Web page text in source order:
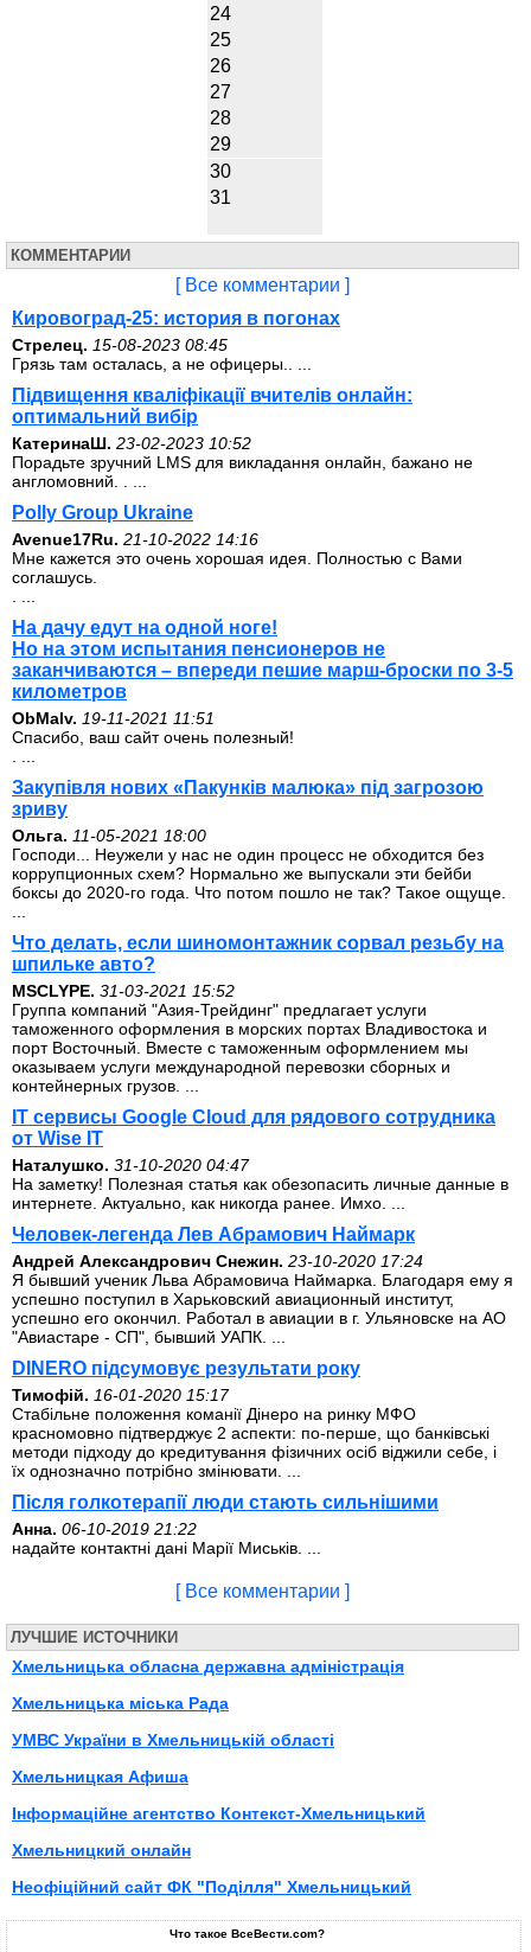
24
25
26
27
28
29
30
31
КОММЕНТАРИИ
[ Все комментарии ]
Кировоград-25: история в погонах
Стрелец. 15-08-2023 08:45
Грязь там осталась, а не офицеры.. ...
Підвищення кваліфікації вчителів онлайн:
оптимальний вибір
КатеринаШ. 23-02-2023 10:52
Порадьте зручний LMS для викладання онлайн, бажано не
англомовний. . ...
Polly Group Ukraine
Avenue17Ru. 21-10-2022 14:16
Мне кажется это очень хорошая идея. Полностью с Вами
соглашусь.
На дачу едут на одной ноге!
Но на этом испытания пенсионеров не
заканчиваются – впереди пешие марш-броски по 3-5
километров
ОbMalv. 19-11-2021 11:51
Спасибо, ваш сайт очень полезный!
Закупівля нових «Пакунків малюка» під загрозою
зриву
Ольга. 11-05-2021 18:00
Господи... Неужели у нас не один процесс не обходится без
коррупционных схем? Нормально же выпускали эти бейби
боксы до 2020-го года. Что потом пошло не так? Такое ощуще.
Что делать, если шиномонтажник сорвал резьбу на
шпильке авто?
MSCLYPE. 31-03-2021 15:52
Группа компаний "Азия-Трейдинг" предлагает услуги
таможенного оформления в морских портах Владивостока и
порт Восточный. Вместе с таможенным оформлением мы
оказываем услуги международной перевозки сборных и
контейнерных грузов. ...
IT сервисы Google Cloud для рядового сотрудника
от Wise IT
Наталушко. 31-10-2020 04:47
На заметку! Полезная статья как обезопасить личные данные в
интернете. Актуально, как никогда ранее. Имхо. ...
Человек-легенда Лев Абрамович Наймарк
Андрей Александрович Снежин. 23-10-2020 17:24
Я бывший ученик Льва Абрамовича Наймарка. Благодаря ему я
успешно поступил в Харьковский авиационный институт,
успешно его окончил. Работал в авиации в г. Ульяновске на АО
"Авиастаре - СП", бывший УАПК. ...
DINERO підсумовує результати року
Тимофій. 16-01-2020 15:17
Стабільне положення команії Дінеро на ринку МФО
красномовно підтверджує 2 аспекти: по-перше, що банківські
методи підходу до кредитування фізичних осіб віджили себе, і
їх однозначно потрібно змінювати. ...
Після голкотерапії люди стають сильнішими
Анна. 06-10-2019 21:22
надайте контактні дані Марії Миськів. ...
[ Все комментарии ]
ЛУЧШИЕ ИСТОЧНИКИ
Хмельницька обласна державна адміністрація
Хмельницька міська Рада
УМВС України в Хмельницькій області
Хмельницкая Афиша
Інформаційне агентство Контекст-Хмельницький
Хмельницкий онлайн
Неофiцiйний сайт ФК "Подiлля" Хмельницький
Что такое ВсеВести.com?